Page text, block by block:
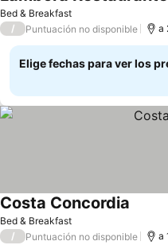
Bed & Breakfast
/ Puntuación no disponible a
Elige fechas para ver los
Bed & Breakfast
Costa Concordia
/ Puntuación no disponible a